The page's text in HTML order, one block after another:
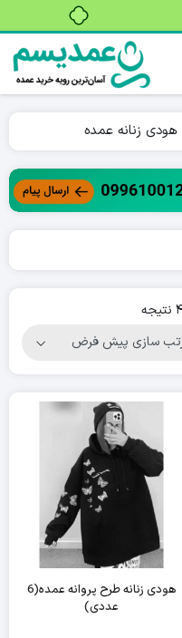
هودی زنانه عمده
هودی زنانه طرح پروانه عمده(6
عددی)